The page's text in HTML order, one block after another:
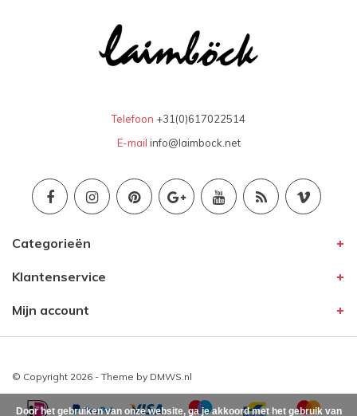
Telefoon +31(0)617022514
E-mail info@laimbock.net
Categorieën
Klantenservice
Mijn account
© Copyright 2026 - Theme by DMWS.nl
Door het gebruiken van onze website, ga je akkoord met het gebruik van